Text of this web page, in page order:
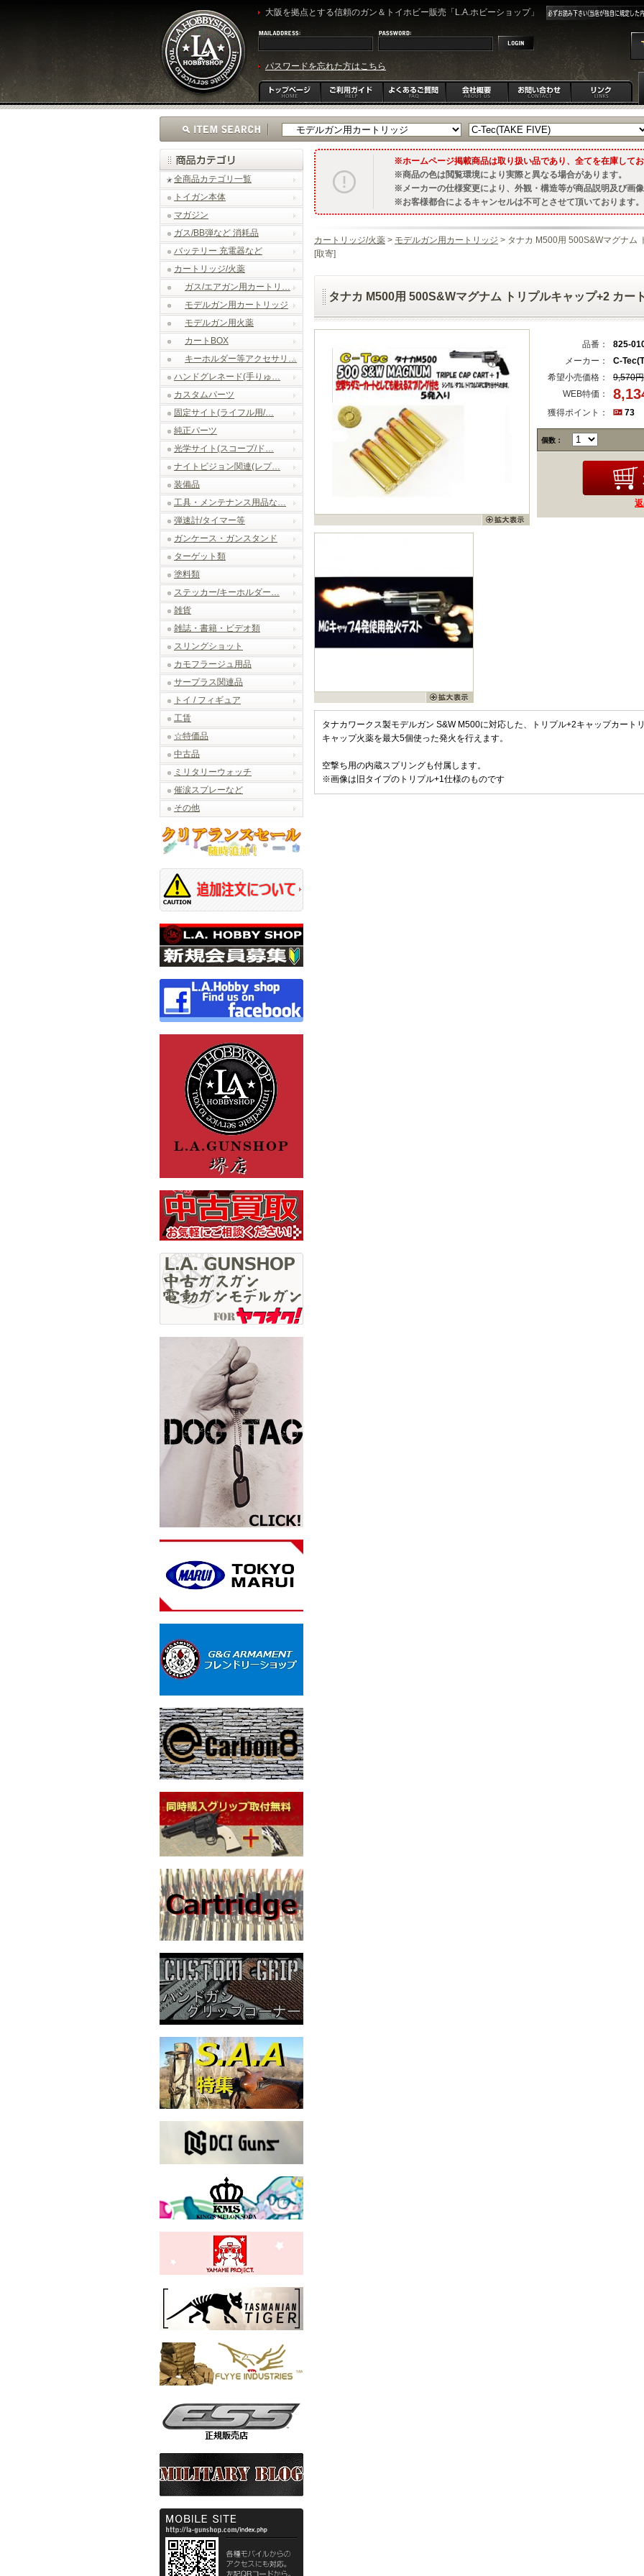
大阪を拠点とする信頼のガン＆トイホビー販売「L.A.ホビーショップ」
パスワードを忘れた方はこちら
全商品カテゴリ一覧
トイガン本体
マガジン
ガス/BB弾など 消耗品
バッテリー 充電器など
カートリッジ/火薬
ガス/エアガン用カートリ…
モデルガン用カートリッジ
モデルガン用火薬
カートBOX
キーホルダー等アクセサリ…
ハンドグレネード(手りゅ…
カスタムパーツ
固定サイト(ライフル用/…
純正パーツ
光学サイト(スコープ/ド…
ナイトビジョン関連(レプ…
装備品
工具・メンテナンス用品な…
弾速計/タイマー等
ガンケース・ガンスタンド
ターゲット類
塗料類
ステッカー/キーホルダー…
雑貨
雑誌・書籍・ビデオ類
スリングショット
カモフラージュ用品
サープラス関連品
トイ / フィギュア
工賃
☆特価品
中古品
ミリタリーウォッチ
催涙スプレーなど
その他
ホームページ掲載商品は取り扱い品であり、全てを在庫してお
商品の色は閲覧環境により実際と異なる場合があります。
メーカーの仕様変更により、外観・構造等が商品説明及び画
お客様都合によるキャンセルは不可とさせて頂いております。
カートリッジ/火薬 > モデルガン用カートリッジ > タナカ M500用 500S&Wマグナム
[取寄]
タナカ M500用 500S&Wマグナム トリプルキャップ+2 カー
品番：
825-
メーカー：
C-
希望小売価格：
9,570円
WEB特価：
獲得ポイント：
73
個数：
タナカワークス製モデルガン S&W M500に対応した、トリプル+2キャップカートリ
キャップ火薬を最大5個使った発火を行えます。
空撃ち用の内蔵スプリングも付属します。
※画像は旧タイプのトリプル+1仕様のものです